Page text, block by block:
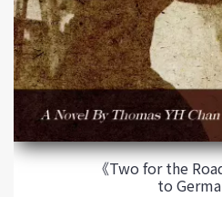
《Two for the
to